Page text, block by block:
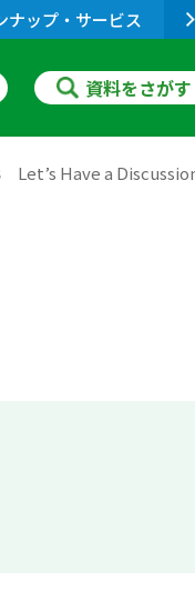
ナップ・サービス
資料をさがす
Have a